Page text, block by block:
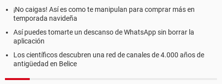
¡No caigas! Así es como te manipulan para comprar más en
temporada navideña
Así puedes tomarte un descanso de WhatsApp sin borrar la
aplicación
Los científicos descubren una red de canales de 4.000 años de
antigüedad en Belice